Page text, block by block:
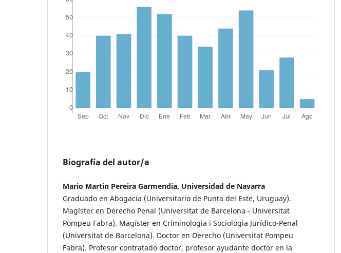
Biografía del autor/a
Mario Martin Pereira Garmendia, Universidad de Navarra
Graduado en Abogacía (Universitario de Punta del Este, Uruguay).
Magíster en Derecho Penal (Universitat de Barcelona - Universitat
Pompeu Fabra). Magíster en Criminologia i Sociologia Jurídico-Penal
(Universitat de Barcelona). Doctor en Derecho (Universitat Pompeu
Fabra). Profesor contratado doctor, profesor ayudante doctor en la